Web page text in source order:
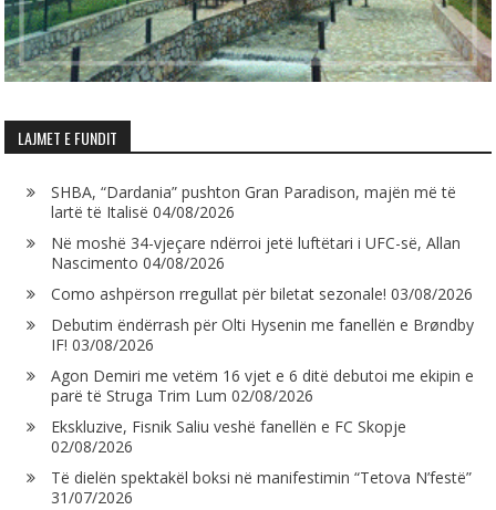
LAJMET E FUNDIT
SHBA, “Dardania” pushton Gran Paradison, majën më të
lartë të Italisë 04/08/2026
Në moshë 34-vjeçare ndërroi jetë luftëtari i UFC-së, Allan
Nascimento 04/08/2026
Como ashpërson rregullat për biletat sezonale! 03/08/2026
Debutim ëndërrash për Olti Hysenin me fanellën e Brøndby
IF! 03/08/2026
Agon Demiri me vetëm 16 vjet e 6 ditë debutoi me ekipin e
parë të Struga Trim Lum 02/08/2026
Ekskluzive, Fisnik Saliu veshë fanellën e FC Skopje
02/08/2026
Të dielën spektakël boksi në manifestimin “Tetova N’festë”
31/07/2026